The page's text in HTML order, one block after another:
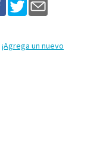
¡Agrega un nuevo